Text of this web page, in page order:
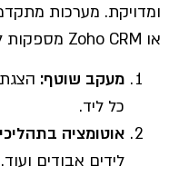
או Zoho CRM מספקות לעסק כלים שמאפשרים:
מעקב שוטף:
כל ליד.
אוטומציה
לידים אבודים ועוד.